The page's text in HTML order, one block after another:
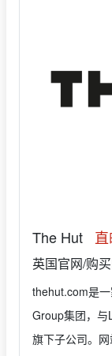
The Hut
英国官网/购买
thehut.com是
Group集团，与
旗下子公司。